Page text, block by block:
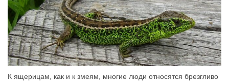
К ящерицам, как и к змеям, многие люди относятся брезгливо